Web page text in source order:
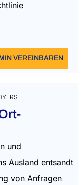
VEREINBAREN
und
Ausland entsandt
von Anfragen